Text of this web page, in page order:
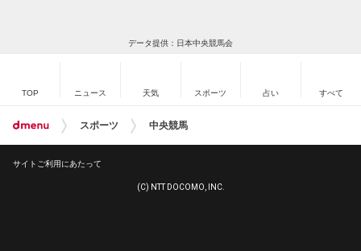
データ提供：日本中央競馬会
TOP ニュース 天気 スポーツ 占い すべて
スポーツ 中央競馬
サイトご利用にあたって
(C) NTT DOCOMO, INC.